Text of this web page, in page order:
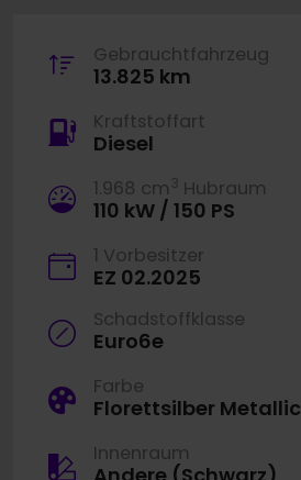
Gebrauchtfahrzeug
13.825 km
Kraftstoffart
Diesel
1.968 cm 3 Hubraum
110 kW / 150 PS
1 Vorbesitzer
EZ 02.2025
Schadstoffklasse
Euro6e
Farbe
Florettsilber Metallic
Innenraum